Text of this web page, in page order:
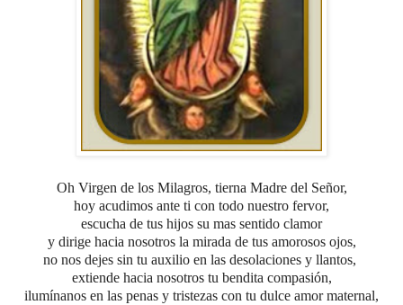
Oh Virgen de los Milagros, tierna Madre del Señor,
hoy acudimos ante ti con todo nuestro fervor,
escucha de tus hijos su mas sentido clamor
y dirige hacia nosotros la mirada de tus amorosos ojos,
no nos dejes sin tu auxilio en las desolaciones y llantos,
extiende hacia nosotros tu bendita compasión,
ilumínanos en las penas y tristezas con tu dulce amor maternal,